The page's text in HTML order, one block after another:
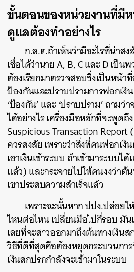
ขั้นตอนของหน่วยงานที่มี
ดูแลต้องทำอย่างไร
ก.ล.ต.ถ้าเห็นว่ามีอะไรที่น่าส
เชื่อได้ว่านาย A, B, C และ D เป็น
ต้องเรียกมาตรวจสอบซึ่งเป็นหน้า
ป้องกันและปราบปรามการฟอกเ
‘ป้องกัน’ และ ‘ปราบปราม’ ถามว่
ได้อย่างไร เครื่องมือหลักที่จะพูดถึ
Suspicious Transaction Report
ควรสงสัย เพราะว่าสิ่งที่คนฟอกเงิ
เอาเงินเข้าระบบ ถ้าเข้ามาระบบไ
แล้ว) และกระจายไปให้คนงงว่าต้
เขาประสบความสำเร็จแล้ว
เพราะฉะนั้นหาก ปปง.ปล่อยใ
ไหนต่อไหน เปลี่ยนมือไปกี่รอบ มั
เลยที่จะสาวออกมาถึงต้นทางเงิน
วิธีที่ดีที่สุดคือต้องหยุดกระบวนกา
เงินสกปรกกำลังจะเข้ามาในระบบ